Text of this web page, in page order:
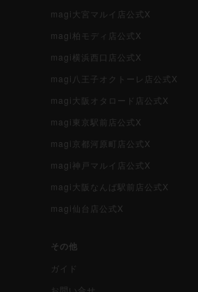
magi大宮マルイ店公式X
magi柏モディ店公式X
magi横浜西口店公式X
magi八王子オクトーレ店公式X
magi大阪オタロード店公式X
magi東京駅前店公式X
magi京都河原町店公式X
magi神戸マルイ店公式X
magi大阪なんば駅前店公式X
magi仙台店公式X
その他
ガイド